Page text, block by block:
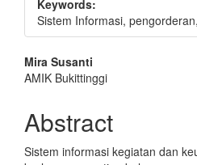
Keywords:
Sistem Informasi,
Main
Article
Content
Mira Susanti
AMIK Bukittinggi
Abstract
Sistem informasi kegiatan dan